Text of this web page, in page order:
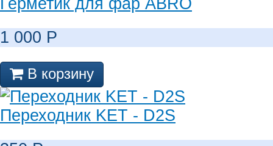
Герметик для фар ABRO
1 000 Р
В корзину
Переходник KET - D2S